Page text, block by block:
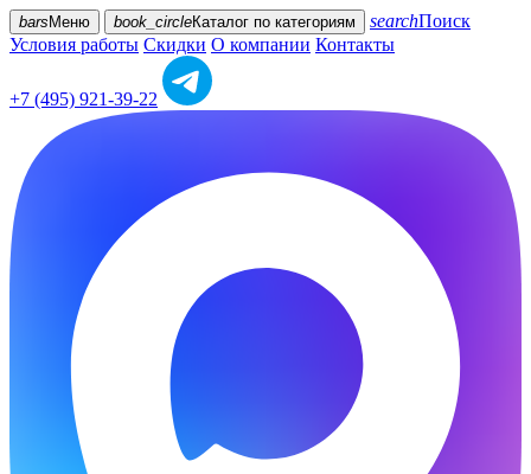
bars Меню book_circleКаталог по категориям searchПоиск
Условия работы Скидки О компании Контакты
+7 (495) 921-39-22